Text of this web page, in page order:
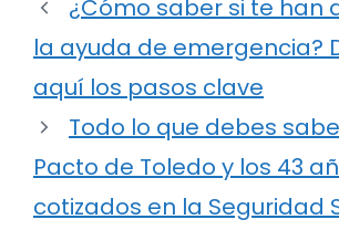
¿Cómo saber si te han
la ayuda de emergencia?
aquí los pasos clave
Todo lo que debes
Pacto de Toledo y los 43
cotizados en la Seguridad